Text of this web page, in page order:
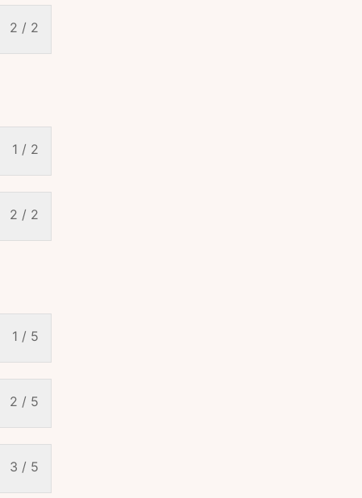
2 / 2
1 / 2
2 / 2
1 / 5
2 / 5
3 / 5